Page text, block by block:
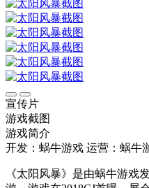
宣传片
游戏截图
游戏简介
开发：蜗牛游戏 运营：蜗牛
《太阳风暴》是由蜗牛游戏